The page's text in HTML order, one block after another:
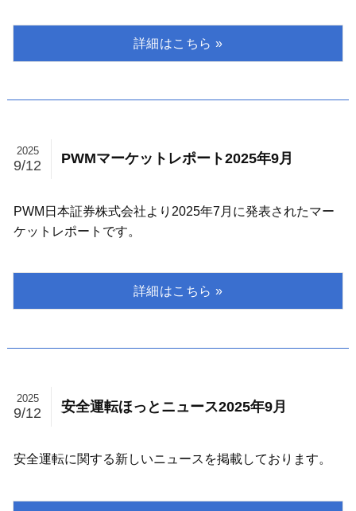
PWMマーケットレポート2025年9月
2025
9/12
PWM日本証券株式会社より2025年7月に発表されたマー
ケットレポートです。
安全運転ほっとニュース2025年9月
2025
9/12
安全運転に関する新しいニュースを掲載しております。